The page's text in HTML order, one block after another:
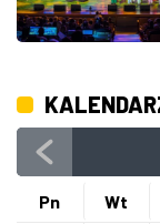
Pn Wt